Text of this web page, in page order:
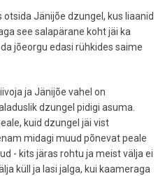
Jänijõe dzungel, kus liaanid
see salapärane koht jäi ka
jõeorgu edasi rühkides saime
ja Jänijõe vahel on
dzungel pidigi asuma.
kuid dzungel jäi vist
midagi muud põnevat peale
- kits järas rohtu ja meist välja ei
küll ja lasi jalga, kui kaameraga